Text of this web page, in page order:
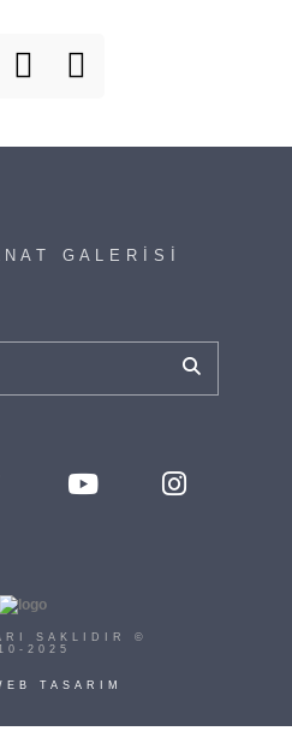
A T G A L E R İ S İ
SAKLIDIR ©
2025
TASARIM